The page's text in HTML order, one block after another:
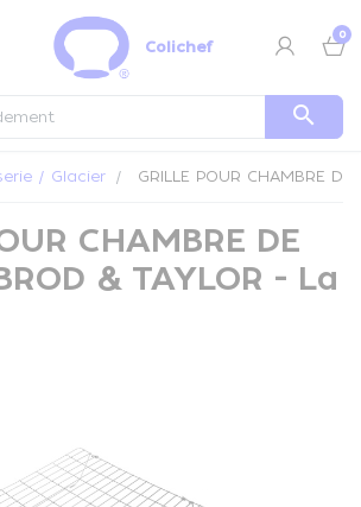
Colichef
0
search
/ Glacier GRILLE POUR CHAMBRE
CHAMBRE DE
& TAYLOR - La